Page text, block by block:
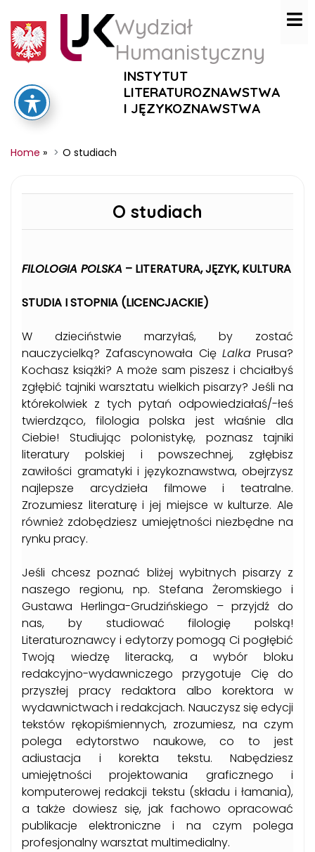
Wydział
Humanistyczny
INSTYTUT
LITERATUROZNAWSTWA
I JĘZYKOZNAWSTWA
Home » O studiach
O studiach
FILOLOGIA POLSKA – LITERATURA, JĘZYK, KULTURA
STUDIA I STOPNIA (LICENCJACKIE)
W dzieciństwie marzyłaś, by zostać
nauczycielką? Zafascynowała Cię LalkaPrusa?
Kochasz książki? A może sam piszesz i chciałbyś
zgłębić tajniki warsztatu wielkich pisarzy? Jeśli na
którekolwiek z tych pytań odpowiedziałaś/-łeś
twierdząco, filologia polska jest właśnie dla
Ciebie! Studiując polonistykę, poznasz tajniki
literatury polskiej i powszechnej, zgłębisz
zawiłości gramatyki i językoznawstwa, obejrzysz
najlepsze arcydzieła filmowe i teatralne.
Zrozumiesz literaturę i jej miejsce w kulturze. Ale
również zdobędziesz umiejętności niezbędne na
rynku pracy.
Jeśli chcesz poznać bliżej wybitnych pisarzy z
naszego regionu, np. Stefana Żeromskiego i
Gustawa Herlinga-Grudzińskiego – przyjdź do
nas, by studiować filologię polską!
Literaturoznawcy i edytorzy pomogą Ci pogłębić
Twoją wiedzę literacką, a wybór bloku
redakcyjno-wydawniczego przygotuje Cię do
przyszłej pracy redaktora albo korektora w
wydawnictwach i redakcjach. Nauczysz się edycji
tekstów rękopiśmiennych, zrozumiesz, na czym
polega edytorstwo naukowe, co to jest
adiustacja i korekta tekstu. Nabędziesz
umiejętności projektowania graficznego i
komputerowej redakcji tekstu (składu i łamania),
a także dowiesz się, jak fachowo opracować
publikacje elektroniczne i na czym polega
profesjonalny warsztat multimedialny.